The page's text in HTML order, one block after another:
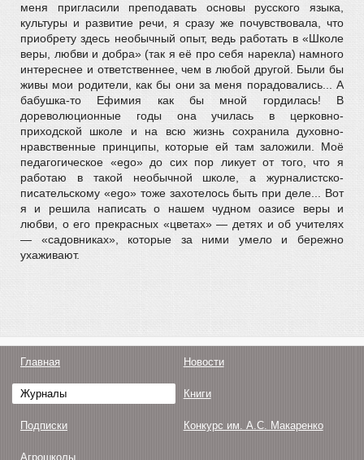
меня пригласили преподавать основы русского языка,
культуры и развитие речи, я сразу же почувствовала, что
приобрету здесь необычный опыт, ведь работать в «Школе
веры, любви и добра» (так я её про себя нарекла) намного
интереснее и ответственнее, чем в любой другой. Были бы
живы мои родители, как бы они за меня порадовались... А
бабушка-то Ефимия как бы мной гордилась! В
дореволюционные годы она училась в церковно-
приходской школе и на всю жизнь сохранила духовно-
нравственные принципы, которые ей там заложили. Моё
педагогическое «ego» до сих пор ликует от того, что я
работаю в такой необычной школе, а журналистско-
писательскому «ego» тоже захотелось быть при деле... Вот
я и решила написать о нашем чудном оазисе веры и
любви, о его прекрасных «цветах» — детях и об учителях
— «садовниках», которые за ними умело и бережно
ухаживают.
Главная Новости
Журналы Книги
Подписки Конкурс им. А.С. Макаренко
Агрошколы